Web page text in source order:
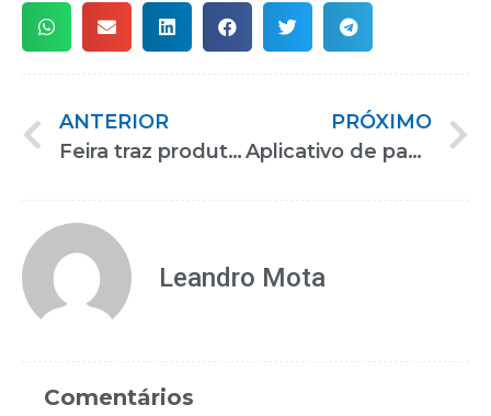
ANTERIOR
Feira traz produtos de alta tecnologia para pessoas com deficiências
PRÓXIMO
Aplicativo de paquera para pessoas com deficiência faz sucesso na Reatech
Leandro Mota
Comentários